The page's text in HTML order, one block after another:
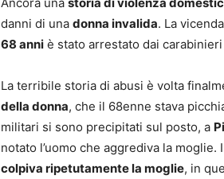
danni di una donna invalida. La
68 anni è stato arrestato dai
La terribile storia di abusi è volta
della donna, che il 68enne stava
militari si sono precipitati sul posto, a
notato l’uomo che aggrediva la moglie.
colpiva ripetutamente la moglie, in